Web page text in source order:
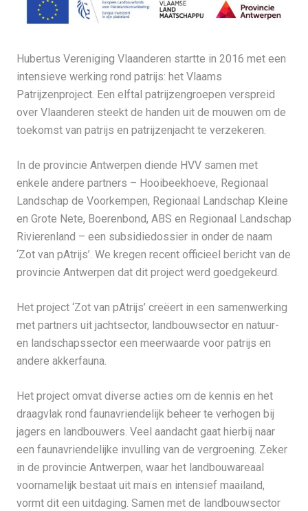
Hubertus Vereniging Vlaanderen startte in 2016 met een
intensieve werking rond patrijs: het Vlaams
Patrijzenproject. Een elftal patrijzengroepen verspreid
over Vlaanderen steekt de handen uit de mouwen om de
toekomst van patrijs en patrijzenjacht te verzekeren.
In de provincie Antwerpen diende HVV samen met
enkele andere partners – Hooibeekhoeve, Regionaal
Landschap de Voorkempen, Regionaal Landschap Kleine
en Grote Nete, Boerenbond, ABS en Regionaal Landschap
Rivierenland – een subsidiedossier in onder de naam
‘Zot van pAtrijs’. We kregen recent officieel bericht van de
provincie Antwerpen dat dit project werd goedgekeurd.
Het project ‘Zot van pAtrijs’ creëert in een samenwerking
met partners uit jachtsector, landbouwsector en natuur-
en landschapssector een meerwaarde voor patrijs en
andere akkerfauna.
Het project omvat diverse acties om de kennis en het
draagvlak rond faunavriendelijk beheer te verhogen bij
jagers en landbouwers. Veel aandacht gaat hierbij naar
een faunavriendelijke invulling van de vergroening. Zeker
in de provincie Antwerpen, waar het landbouwareaal
voornamelijk bestaat uit maïs en intensief maailand,
vormt dit een uitdaging. Samen met de landbouwsector